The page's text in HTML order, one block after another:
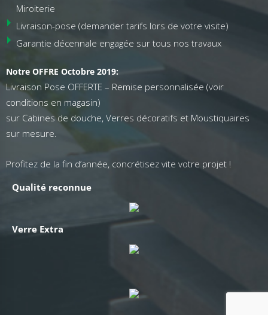
Miroiterie
Livraison-pose (demander tarifs lors de votre visite)
Garantie décennale engagée sur tous nos travaux
Notre OFFRE Octobre 2019:
Livraison Pose OFFERTE – Remise personnalisée (voir
conditions en magasin)
sur Cabines de douche, Verres décoratifs et Moustiquaires
sur mesure.
Profitez de la fin d’année, concrétisez vite votre projet !
Qualité reconnue
Verre Extra